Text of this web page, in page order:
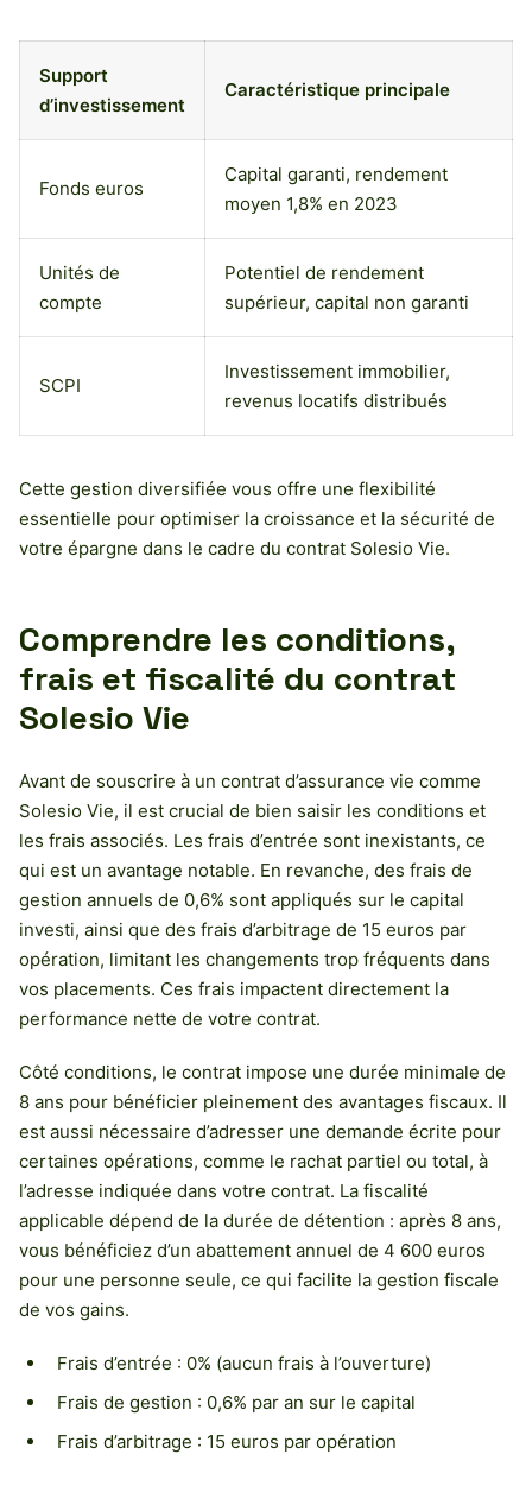
Support
d’investissement
Caractéristique principale
Fonds euros
Capital garanti, rendement
moyen 1,8% en 2023
Unités de
compte
Potentiel de rendement
supérieur, capital non garanti
SCPI
Investissement immobilier,
revenus locatifs distribués
Cette gestion diversifiée vous offre une flexibilité
essentielle pour optimiser la croissance et la sécurité de
votre épargne dans le cadre du contrat Solesio Vie.
Comprendre les conditions,
frais et fiscalité du contrat
Solesio Vie
Avant de souscrire à un contrat d’assurance vie comme
Solesio Vie, il est crucial de bien saisir les conditions et
les frais associés. Les frais d’entrée sont inexistants, ce
qui est un avantage notable. En revanche, des frais de
gestion annuels de 0,6% sont appliqués sur le capital
investi, ainsi que des frais d’arbitrage de 15 euros par
opération, limitant les changements trop fréquents dans
vos placements. Ces frais impactent directement la
performance nette de votre contrat.
Côté conditions, le contrat impose une durée minimale de
8 ans pour bénéficier pleinement des avantages fiscaux. Il
est aussi nécessaire d’adresser une demande écrite pour
certaines opérations, comme le rachat partiel ou total, à
l’adresse indiquée dans votre contrat. La fiscalité
applicable dépend de la durée de détention : après 8 ans,
vous bénéficiez d’un abattement annuel de 4 600 euros
pour une personne seule, ce qui facilite la gestion fiscale
de vos gains.
Frais d’entrée : 0% (aucun frais à l’ouverture)
Frais de gestion : 0,6% par an sur le capital
Frais d’arbitrage : 15 euros par opération